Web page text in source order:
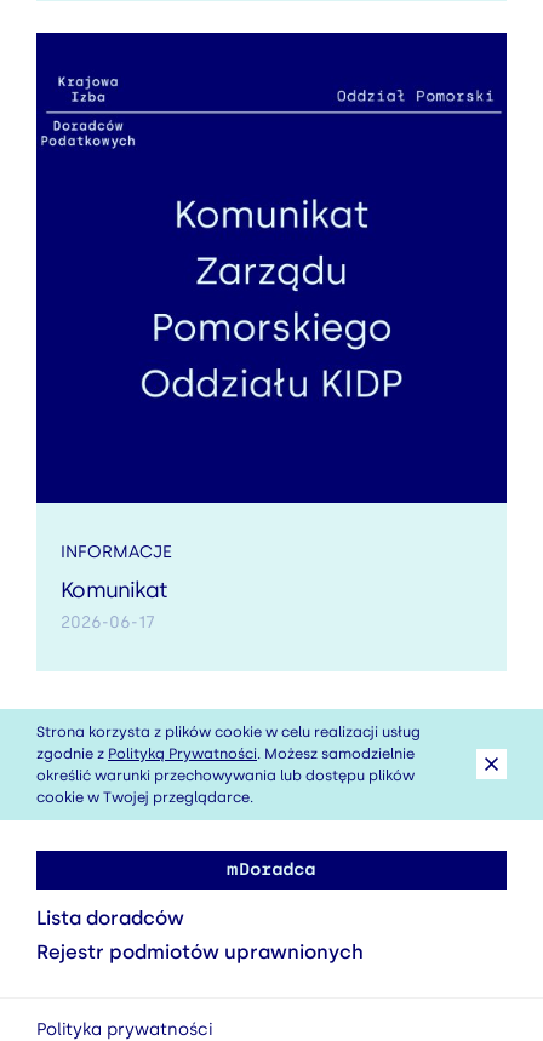
INFORMACJE
Komunikat
2026-06-17
Strona korzysta z plików cookie w celu realizacji usług
zgodnie z Polityką Prywatności . Możesz samodzielnie
określić warunki przechowywania lub dostępu plików
cookie w Twojej przeglądarce.
mDoradca
Lista doradców
Rejestr podmiotów uprawnionych
Polityka prywatności